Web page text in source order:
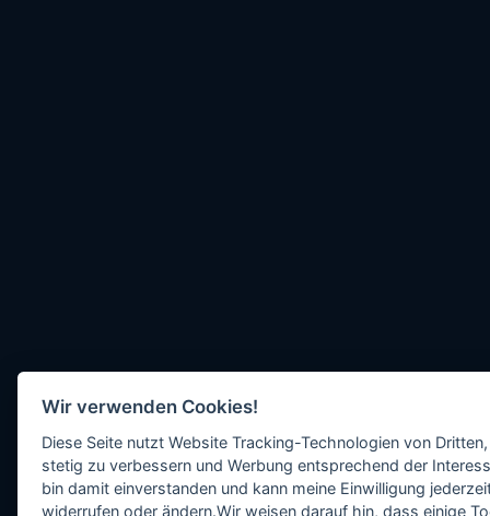
Wir verwenden Cookies!
Diese Seite nutzt Website Tracking-Technologien von
stetig zu verbessern und Werbung entsprechend der
bin damit einverstanden und kann meine Einwilligung
widerrufen oder ändern.Wir weisen darauf hin, dass einige